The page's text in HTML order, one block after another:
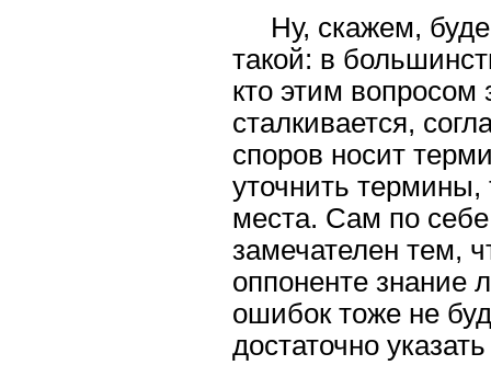
Ну, скажем,
такой: в
кто этим вопросом
сталкивается,
споров носит
уточнить термины,
места. Сам по
замечателен тем,
оппоненте знание
ошибок тоже не
достаточно